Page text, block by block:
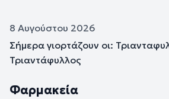
8 Αυγούστου 2026
Σήμερα γιορτάζουν οι:
Τριαντάφυλλος
Φαρμακεία